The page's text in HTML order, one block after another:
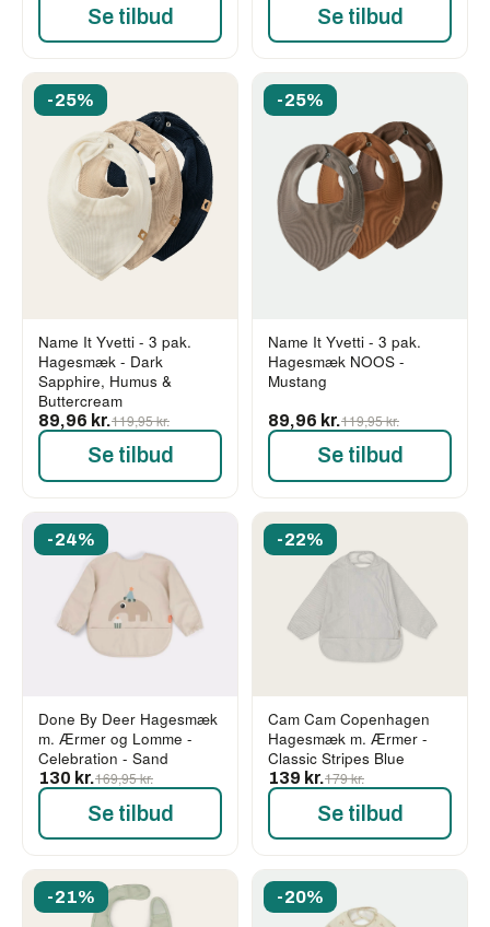
Se tilbud Se tilbud
-25%
Name It Yvetti - 3 pak.
Hagesmæk - Dark
Sapphire, Humus &
Buttercream
89,96 kr.119,95 kr.
Se tilbud
-25%
Name It Yvetti - 3 pak.
Hagesmæk NOOS -
Mustang
89,96 kr.119,95 kr.
Se tilbud
-24%
Done By Deer Hagesmæk
m. Ærmer og Lomme -
Celebration - Sand
130 kr.169,95 kr.
Se tilbud
-22%
Cam Cam Copenhagen
Hagesmæk m. Ærmer -
Classic Stripes Blue
139 kr.179 kr.
Se tilbud
-21% -20%